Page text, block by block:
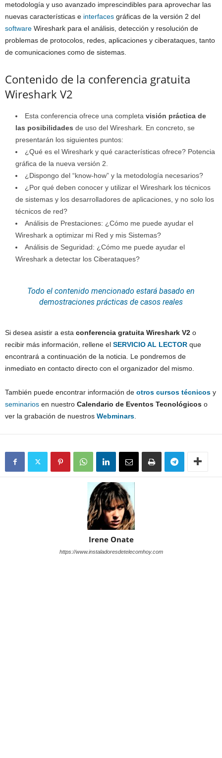
metodología y uso avanzado imprescindibles para aprovechar las
nuevas características e interfaces gráficas de la versión 2 del
software Wireshark para el análisis, detección y resolución de
problemas de protocolos, redes, aplicaciones y ciberataques, tanto
de comunicaciones como de sistemas.
Contenido de la conferencia gratuita
Wireshark V2
Esta conferencia ofrece una completa visión práctica de
las posibilidades de uso del Wireshark. En concreto, se
presentarán los siguientes puntos:
¿Qué es el Wireshark y qué características ofrece? Potencia
gráfica de la nueva versión 2.
¿Dispongo del “know-how” y la metodología necesarios?
¿Por qué deben conocer y utilizar el Wireshark los técnicos
de sistemas y los desarrolladores de aplicaciones, y no solo los
técnicos de red?
Análisis de Prestaciones: ¿Cómo me puede ayudar el
Wireshark a optimizar mi Red y mis Sistemas?
Análisis de Seguridad: ¿Cómo me puede ayudar el
Wireshark a detectar los Ciberataques?
Todo el contenido mencionado estará basado en
demostraciones prácticas de casos reales
Si desea asistir a esta conferencia gratuita Wireshark V2 o
recibir más información, rellene el SERVICIO AL LECTOR que
encontrará a continuación de la noticia. Le pondremos de
inmediato en contacto directo con el organizador del mismo.
También puede encontrar información de otros cursos técnicos y
seminarios en nuestro Calendario de Eventos Tecnológicos o
ver la grabación de nuestros Webminars
Irene Onate
https://www.instaladoresdetelecomhoy.com